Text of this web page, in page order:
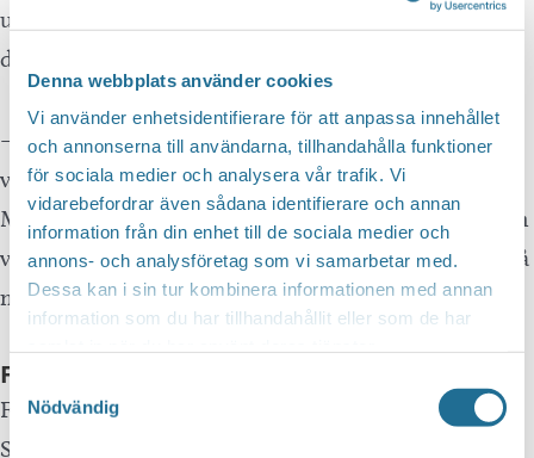
Denna webbplats använder cookies
Vi använder enhetsidentifierare för att anpassa innehållet
och annonserna till användarna, tillhandahålla funktioner
för sociala medier och analysera vår trafik. Vi
vidarebefordrar även sådana identifierare och annan
information från din enhet till de sociala medier och
annons- och analysföretag som vi samarbetar med.
Dessa kan i sin tur kombinera informationen med annan
information som du har tillhandahållit eller som de har
Samtyckesval
Nödvändig
utbildningen till ledare kräver en del av den som går
den.
– Det tar nästan ett halvår att bli klar som ledare,
vilket är en kvalitetsstämpel för gruppträningen.
Men det är många som brinner för det och verkligen
vill bidra och det är det som gör att vi kan erbjuda så
mycket.
Friskis på jobbet
Förutom sin egen verksamhet i Luxor vill Friskis &
Svettis vara en aktiv del av Motala. Redan förra